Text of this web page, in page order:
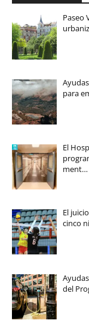
Paseo
para
El
ment…
El
cinco
del